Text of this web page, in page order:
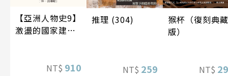
【亞洲人物史9】
激盪的國家建設
NT$ 910
推理 (304)
NT$ 259
猴杯（復刻典藏
版）
NT$